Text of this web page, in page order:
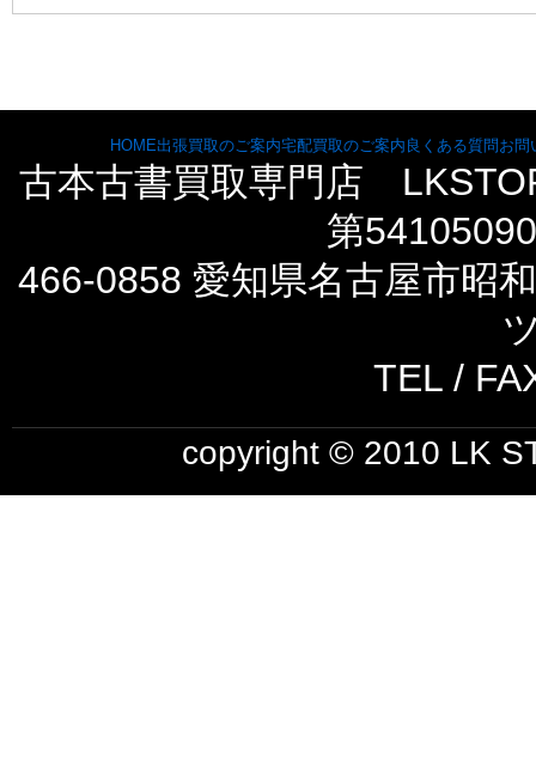
HOME出張買取のご案内宅配買取のご案内 良くある質問お問
古本古書買取専門店
第
466-0858 愛知県名古屋市昭
TEL /
copyright © 2010 LK